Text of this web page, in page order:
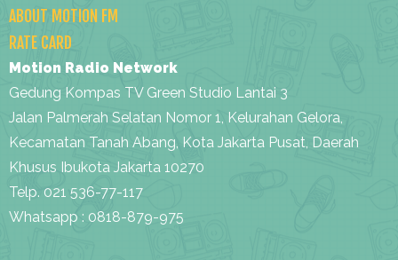
ABOUT MOTION FM
RATE CARD
Motion Radio Network
Gedung Kompas TV Green Studio Lantai 3
Jalan Palmerah Selatan Nomor 1, Kelurahan Gelora,
Kecamatan Tanah Abang, Kota Jakarta Pusat, Daerah
Khusus Ibukota Jakarta 10270
Telp. 021 536-77-117
Whatsapp : 0818-879-975